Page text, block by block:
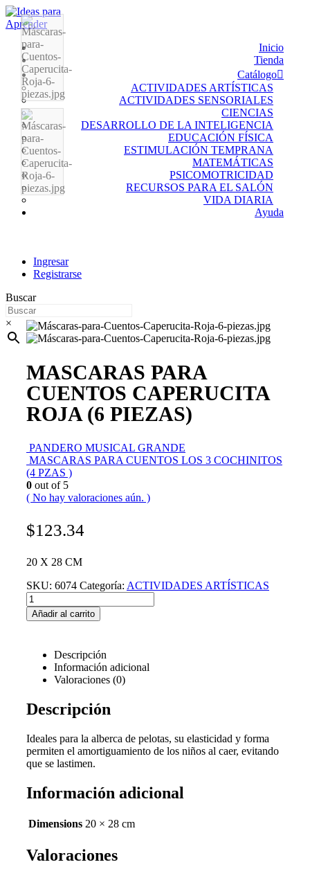
Inicio
Tienda
Catálogo
ACTIVIDADES ARTÍSTICAS
ACTIVIDADES SENSORIALES
CIENCIAS
DESARROLLO DE LA INTELIGENCIA
EDUCACIÓN FÍSICA
ESTIMULACIÓN TEMPRANA
MATEMÁTICAS
PSICOMOTRICIDAD
RECURSOS PARA EL SALÓN
VIDA DIARIA
Ayuda
Ingresar
Registrarse
Buscar
×
MASCARAS PARA
CUENTOS CAPERUCITA
ROJA (6 PIEZAS)
PANDERO MUSICAL GRANDE
MASCARAS PARA CUENTOS LOS 3 COCHINITOS
(4 PZAS )
0 out of 5
( No hay valoraciones aún. )
$123.34
20 X 28 CM
SKU: 6074 Categoría: ACTIVIDADES ARTÍSTICAS
Añadir al carrito
Descripción
Información adicional
Valoraciones (0)
Descripción
Ideales para la alberca de pelotas, su elasticidad y forma
permiten el amortiguamiento de los niños al caer, evitando
que se lastimen.
Información adicional
Dimensions 20 × 28 cm
Valoraciones